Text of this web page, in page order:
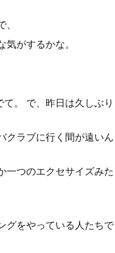
がするかな。
。 で、昨日は久しぶり
クラブに行く間が遠いん
一つのエクセサイズみた
グをやっている人たちで